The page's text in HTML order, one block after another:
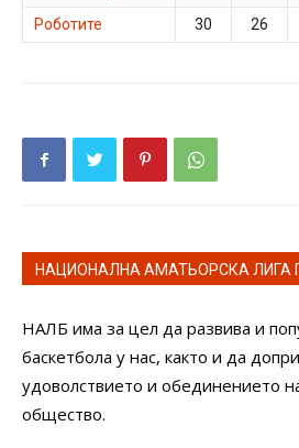
Роботите
30 26
НАЦИОНАЛНА АМАТЬОРСКА ЛИГА
НАЛБ има за цел да развива и
баскетбола у нас, както и да
удоволствието и обединението
общество.